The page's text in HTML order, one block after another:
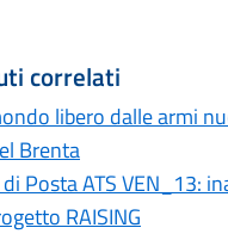
correlati
libero dalle armi
Brenta
Posta ATS VEN_13:
RAISING